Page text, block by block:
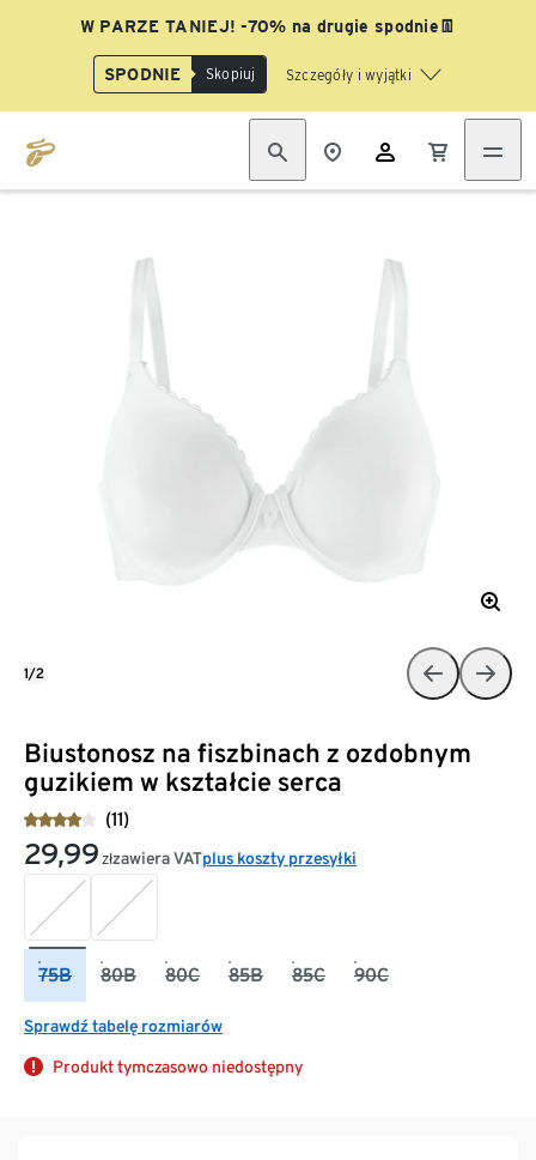
W PARZE TANIEJ! -70% na drugie spodnie👖
SPODNIE Skopiuj Szczegóły i wyjątki
Biustonosz na fiszbinach z ozdobnym
guzikiem w kształcie serca
(11)
29,99 złzawiera VATplus koszty przesyłki
75B 80B 80C 85B 85C 90C
Sprawdź tabelę rozmiarów
Produkt tymczasowo niedostępny
1/2